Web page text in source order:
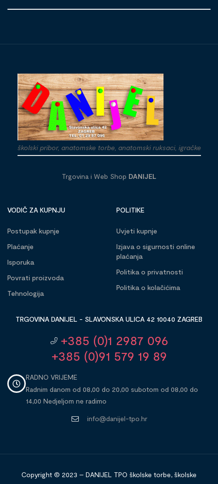
školski pribor, anatomske torbe, anatomski ruksaci, igračke
Trgovina i Web Shop DANIJEL
VODIČ ZA KUPNJU
Postupak kupnje
Plaćanje
Isporuka
Povrati proizvoda
Tehnologija
POLITIKE
Uvjeti kupnje
Izjava o sigurnosti online
plaćanja
Politika o privatnosti
Politika o kolačićima
TRGOVINA DANIJEL - SLAVONSKA ULICA 42 10040 ZAGREB
+385 (0)1 2987 096
+385 (0)91 579 19 89
RADNO VRIJEME
Radnim danom od 08,00 do 20,00 subotom od 08,00 do
14,00 Nedjeljom ne radimo
info@danijel-tpo.hr
Copyright © 2023 – DANIJEL TPO školske torbe, školske